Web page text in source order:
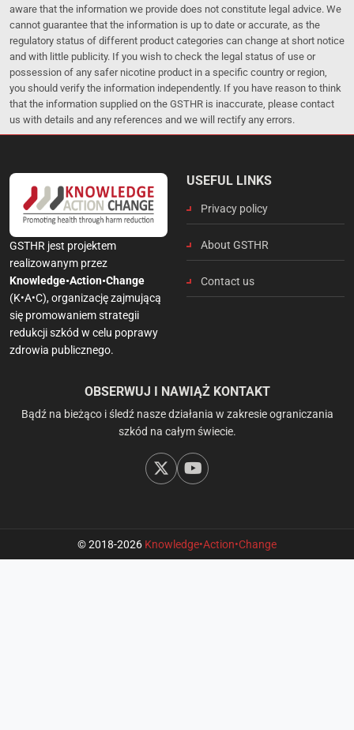
aware that the information we provide does not constitute legal advice. We
cannot guarantee that the information is up to date or accurate, as the
regulatory status of different product categories can change at short notice
and with little publicity. If you wish to check the legal status of use or
possession of any safer nicotine product in a specific country or region,
you should verify the information independently. If you have reason to think
that the information supplied on the GSTHR is inaccurate, please contact
us with details and any references and we will rectify any errors.
GSTHR jest projektem
realizowanym przez
Knowledge•Action•Change
(K•A•C), organizację zajmującą
się promowaniem strategii
redukcji szkód w celu poprawy
zdrowia publicznego.
USEFUL LINKS
Privacy policy
About GSTHR
Contact us
OBSERWUJ I NAWIĄŻ KONTAKT
Bądź na bieżąco i śledź nasze działania w zakresie ograniczania
szkód na całym świecie.
© 2018-2026 Knowledge•Action•Change